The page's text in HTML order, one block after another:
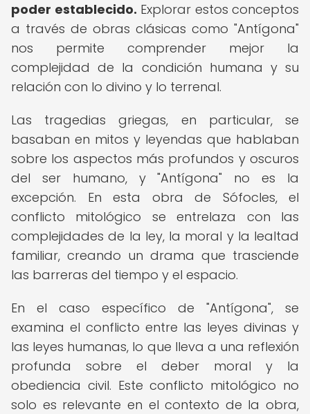
poder establecido. Explorar estos conceptos
a través de obras clásicas como "Antígona"
nos permite comprender mejor la
complejidad de la condición humana y su
relación con lo divino y lo terrenal.
Las tragedias griegas, en particular, se
basaban en mitos y leyendas que hablaban
sobre los aspectos más profundos y oscuros
del ser humano, y "Antígona" no es la
excepción. En esta obra de Sófocles, el
conflicto mitológico se entrelaza con las
complejidades de la ley, la moral y la lealtad
familiar, creando un drama que trasciende
las barreras del tiempo y el espacio.
En el caso específico de "Antígona", se
examina el conflicto entre las leyes divinas y
las leyes humanas, lo que lleva a una reflexión
profunda sobre el deber moral y la
obediencia civil. Este conflicto mitológico no
solo es relevante en el contexto de la obra,